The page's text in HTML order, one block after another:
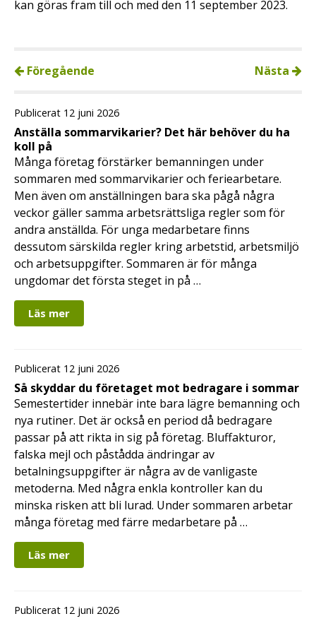
kan göras fram till och med den 11 september 2023.
Föregående Nästa
Publicerat 12 juni 2026
Anställa sommarvikarier? Det här behöver du ha
koll på
Många företag förstärker bemanningen under
sommaren med sommarvikarier och feriearbetare.
Men även om anställningen bara ska pågå några
veckor gäller samma arbetsrättsliga regler som för
andra anställda. För unga medarbetare finns
dessutom särskilda regler kring arbetstid, arbetsmiljö
och arbetsuppgifter. Sommaren är för många
ungdomar det första steget in på …
Läs mer
Publicerat 12 juni 2026
Så skyddar du företaget mot bedragare i sommar
Semestertider innebär inte bara lägre bemanning och
nya rutiner. Det är också en period då bedragare
passar på att rikta in sig på företag. Bluffakturor,
falska mejl och påstådda ändringar av
betalningsuppgifter är några av de vanligaste
metoderna. Med några enkla kontroller kan du
minska risken att bli lurad. Under sommaren arbetar
många företag med färre medarbetare på …
Läs mer
Publicerat 12 juni 2026